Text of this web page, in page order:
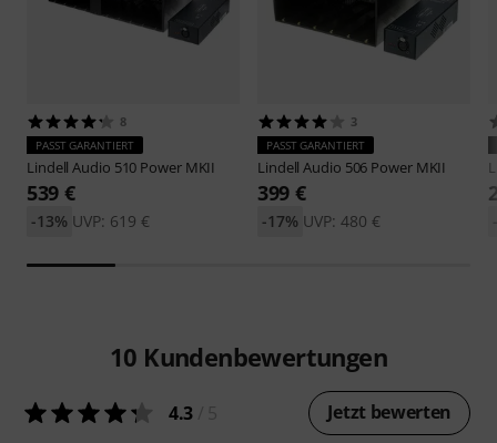
8
PASST GARANTIERT
Lindell Audio 510 Power MKII
539 €
UVP: 619 €
-13%
3
PASST GARANTIERT
Lindell Audio 506 Power MKII
399 €
UVP: 480 €
-17%
10 Kundenbewertungen
4.3 Jetzt bewerten